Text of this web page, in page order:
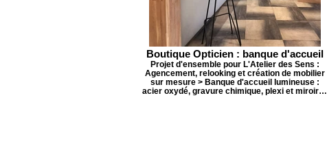
Boutique Opticien : banque d'accueil
Projet d'ensemble pour L'Atelier des Sens :
Agencement, relooking et création de mobilier
sur mesure > Banque d'accueil lumineuse :
acier oxydé, gravure chimique, plexi et miroir…